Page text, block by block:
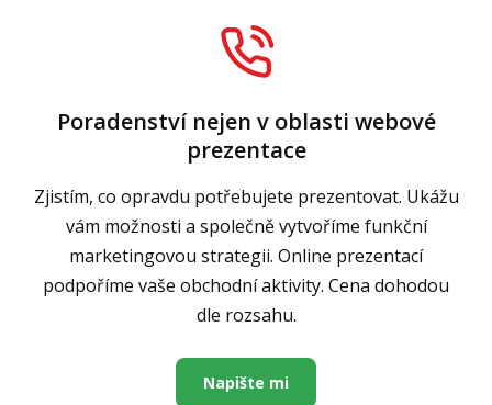
Poradenství nejen v oblasti webové
prezentace
Zjistím, co opravdu potřebujete prezentovat. Ukážu
vám možnosti a společně vytvoříme funkční
marketingovou strategii. Online prezentací
podpoříme vaše obchodní aktivity. Cena dohodou
dle rozsahu.
Napište mi